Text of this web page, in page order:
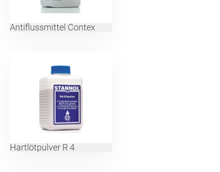
Antiflussmittel Contex
Hartlötpulver R 4